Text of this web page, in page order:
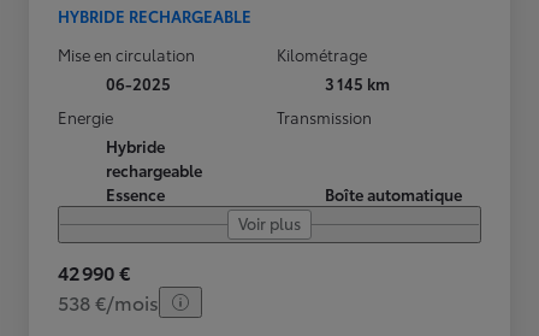
HYBRIDE RECHARGEABLE
Mise en circulation
06-2025
Kilométrage
3 145 km
Energie
Hybride
rechargeable
Essence
Transmission
Boîte automatique
Voir plus
42 990 €
538 €/mois